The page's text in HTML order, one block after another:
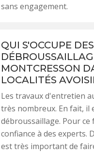
sans engagement.
QUI S'OCCUPE
MONTCRESSON
LOCALITÉS
Les travaux d'entretien
très nombreux. En fait, il
débroussaillage. Pour
confiance à des experts.
est très important de